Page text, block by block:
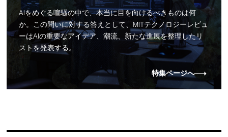
AIをめぐる喧騒の中で、本当に目を向けるべきものは何
か。この問いに対する答えとして、MITテクノロジーレビュ
ーはAIの重要なアイデア、潮流、新たな進展を整理したリ
ストを発表する。
特集ページへ